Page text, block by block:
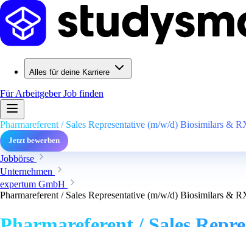
Alles für deine Karriere
Für ArbeitgeberJob finden
Pharmareferent / Sales Representative (m/w/d) Biosimilars &
Jetzt bewerben
Jobbörse
Unternehmen
expertum GmbH
Pharmareferent / Sales Representative (m/w/d) Biosimilars &